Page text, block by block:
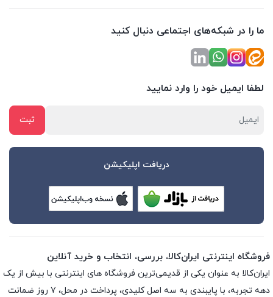
ما را در شبکه‌های اجتماعی دنبال کنید
لطفا ایمیل خود را وارد نمایید
دریافت اپلیکیشن
فروشگاه اینترنتی ایران‌کالا، بررسی، انتخاب و خرید آنلاین
ایران‌کالا به عنوان یکی از قدیمی‌ترین فروشگاه های اینترنتی با بیش از یک
دهه تجربه، با پایبندی به سه اصل کلیدی، پرداخت در محل، ۷ روز ضمانت